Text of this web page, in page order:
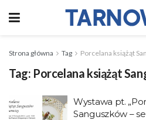
Strona główna Tag Porcelana książąt
Tag: Porcelana książąt
Wystawa pt.
Sanguszków –